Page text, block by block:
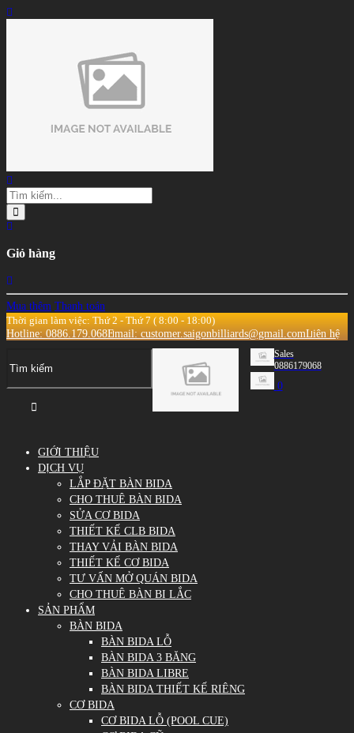
Giỏ hàng
Mua thêm Thanh toán
Thời gian làm việc: Thứ 2 - Thứ 7 ( 8:00 - 18:00)
Hotline: 0886.179.068Email: customer.saigonbilliards@gmail.comLiên hệ
Sales
0886179068
0
GIỚI THIỆU
DỊCH VỤ
LẮP ĐẶT BÀN BIDA
CHO THUÊ BÀN BIDA
SỬA CƠ BIDA
THIẾT KẾ CLB BIDA
THAY VẢI BÀN BIDA
THIẾT KẾ CƠ BIDA
TƯ VẤN MỞ QUÁN BIDA
CHO THUÊ BÀN BI LẮC
SẢN PHẨM
BÀN BIDA
BÀN BIDA LỖ
BÀN BIDA 3 BĂNG
BÀN BIDA LIBRE
BÀN BIDA THIẾT KẾ RIÊNG
CƠ BIDA
CƠ BIDA LỖ (POOL CUE)